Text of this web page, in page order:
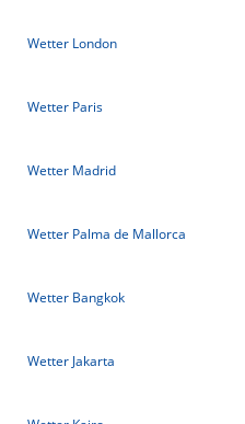
Wetter London
Wetter Paris
Wetter Madrid
Wetter Palma de Mallorca
Wetter Bangkok
Wetter Jakarta